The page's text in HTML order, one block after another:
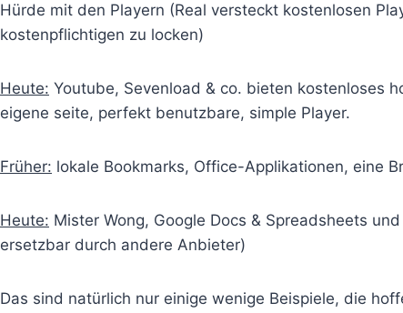
Hürde mit den Playern (Real versteckt kostenlosen
kostenpflichtigen zu locken)
Heute: Youtube, Sevenload & co. bieten kostenloses
eigene seite, perfekt benutzbare, simple Player.
Früher: lokale Bookmarks, Office-Applikationen, eine
Heute: Mister Wong, Google Docs & Spreadsheets
ersetzbar durch andere Anbieter)
Das sind natürlich nur einige wenige Beispiele, die